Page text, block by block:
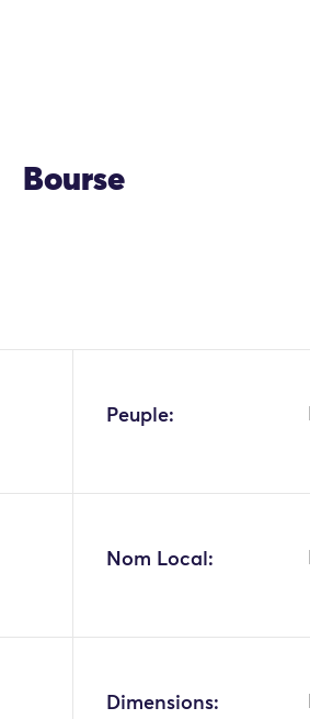
Bourse
Peuple:
Nom Local:
Dimensions: